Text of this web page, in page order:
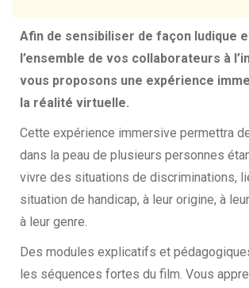
Afin de sensibiliser de façon ludique
l’ensemble de vos collaborateurs à
vous proposons une expérience
la réalité virtuelle.
Cette expérience immersive permettra
dans la peau de plusieurs personnes
vivre des situations de discriminations,
situation de handicap, à leur origine, à
à leur genre.
Des modules explicatifs et
les séquences fortes du film. Vous